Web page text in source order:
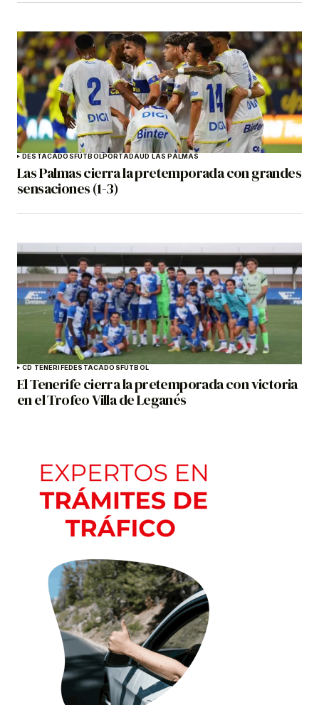
DESTACADOSFÚTBOLPORTADAUD LAS PALMAS
Las Palmas cierra la pretemporada con grandes
sensaciones (1-3)
CD TENERIFEDESTACADOSFÚTBOL
El Tenerife cierra la pretemporada con victoria
en el Trofeo Villa de Leganés